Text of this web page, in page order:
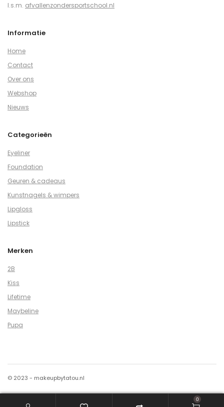
I.s.m. afvallenzondersportschool.nl
Informatie
Home
Contact
Over ons
Webshop
Nieuws
Categorieën
Eyeliner
Foundation
Geuren & cadeaus
Kunstnagels & wimpers
Lipgloss
Lipstick
Merken
2B
Kiss
Lifetime
Maybeline
Pupa
© 2023 - makeupbytatou.nl
0